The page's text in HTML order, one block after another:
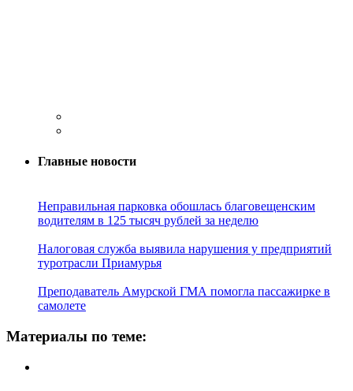
Главные новости
Неправильная парковка обошлась благовещенским
водителям в 125 тысяч рублей за неделю
Налоговая служба выявила нарушения у предприятий
туротрасли Приамурья
Преподаватель Амурской ГМА помогла пассажирке в
самолете
Материалы по теме: